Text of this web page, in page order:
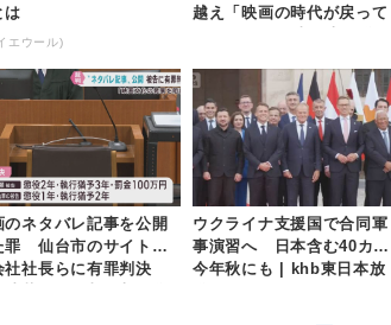
は
エウール)
越え「映画の時代が戻って
のネタバレ記事を公開
罪 仙台市のサイト運
社社長らに有罪判決
ウクライナ支援国で合同軍
事演習へ 日本含む40カ国
今年秋にも | khb東日本放